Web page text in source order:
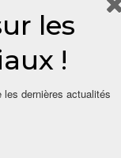
les
!
dernières actualités